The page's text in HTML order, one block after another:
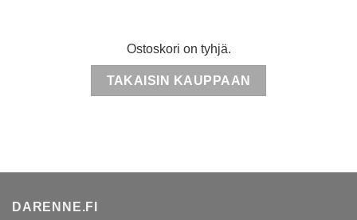
Ostoskori on tyhjä.
TAKAISIN KAUPPAAN
DARENNE.FI